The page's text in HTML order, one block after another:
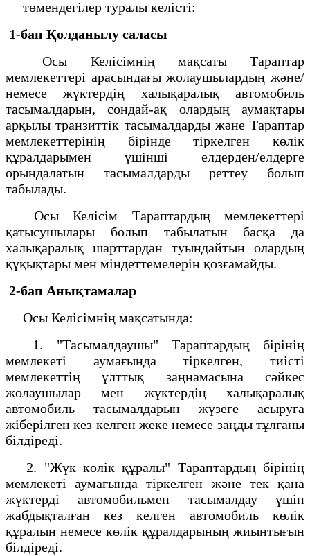
төмендегілер туралы келісті:
1-бап Қолданылу саласы
Осы Келісімнің мақсаты Тараптар
мемлекеттері арасындағы жолаушылардың және/
немесе жүктердің халықаралық автомобиль
тасымалдарын, сондай-ақ олардың аумақтары
арқылы транзиттік тасымалдарды және Тараптар
мемлекеттерінің бірінде тіркелген көлік
құралдарымен үшінші елдерден/елдерге
орындалатын тасымалдарды реттеу болып
табылады.
Осы Келісім Тараптардың мемлекеттері
қатысушылары болып табылатын басқа да
халықаралық шарттардан туындайтын олардың
құқықтары мен міндеттемелерін қозғамайды.
2-бап Анықтамалар
Осы Келісімнің мақсатында:
1. "Тасымалдаушы" Тараптардың бірінің
мемлекеті аумағында тіркелген, тиісті
мемлекеттің ұлттық заңнамасына сәйкес
жолаушылар мен жүктердің халықаралық
автомобиль тасымалдарын жүзеге асыруға
жіберілген кез келген жеке немесе заңды тұлғаны
білдіреді.
2. "Жүк көлік құралы" Тараптардың бірінің
мемлекеті аумағында тіркелген және тек қана
жүктерді автомобильмен тасымалдау үшін
жабдықталған кез келген автомобиль көлік
құралын немесе көлік құралдарының жиынтығын
білдіреді.